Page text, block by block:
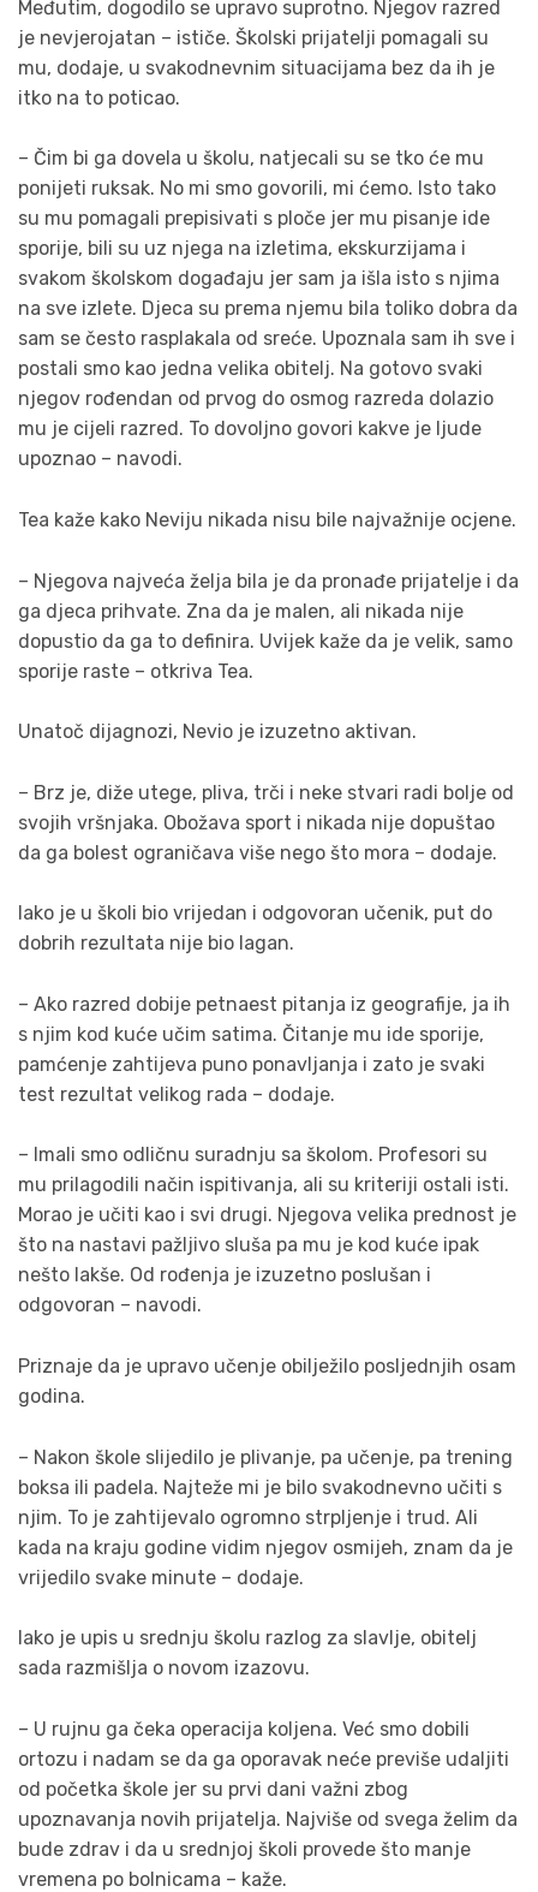
Međutim, dogodilo se upravo suprotno. Njegov razred
je nevjerojatan – ističe. Školski prijatelji pomagali su
mu, dodaje, u svakodnevnim situacijama bez da ih je
itko na to poticao.
– Čim bi ga dovela u školu, natjecali su se tko će mu
ponijeti ruksak. No mi smo govorili, mi ćemo. Isto tako
su mu pomagali prepisivati s ploče jer mu pisanje ide
sporije, bili su uz njega na izletima, ekskurzijama i
svakom školskom događaju jer sam ja išla isto s njima
na sve izlete. Djeca su prema njemu bila toliko dobra da
sam se često rasplakala od sreće. Upoznala sam ih sve i
postali smo kao jedna velika obitelj. Na gotovo svaki
njegov rođendan od prvog do osmog razreda dolazio
mu je cijeli razred. To dovoljno govori kakve je ljude
upoznao – navodi.
Tea kaže kako Neviju nikada nisu bile najvažnije ocjene.
– Njegova najveća želja bila je da pronađe prijatelje i da
ga djeca prihvate. Zna da je malen, ali nikada nije
dopustio da ga to definira. Uvijek kaže da je velik, samo
sporije raste – otkriva Tea.
Unatoč dijagnozi, Nevio je izuzetno aktivan.
– Brz je, diže utege, pliva, trči i neke stvari radi bolje od
svojih vršnjaka. Obožava sport i nikada nije dopuštao
da ga bolest ograničava više nego što mora – dodaje.
Iako je u školi bio vrijedan i odgovoran učenik, put do
dobrih rezultata nije bio lagan.
– Ako razred dobije petnaest pitanja iz geografije, ja ih
s njim kod kuće učim satima. Čitanje mu ide sporije,
pamćenje zahtijeva puno ponavljanja i zato je svaki
test rezultat velikog rada – dodaje.
– Imali smo odličnu suradnju sa školom. Profesori su
mu prilagodili način ispitivanja, ali su kriteriji ostali isti.
Morao je učiti kao i svi drugi. Njegova velika prednost je
što na nastavi pažljivo sluša pa mu je kod kuće ipak
nešto lakše. Od rođenja je izuzetno poslušan i
odgovoran – navodi.
Priznaje da je upravo učenje obilježilo posljednjih osam
godina.
– Nakon škole slijedilo je plivanje, pa učenje, pa trening
boksa ili padela. Najteže mi je bilo svakodnevno učiti s
njim. To je zahtijevalo ogromno strpljenje i trud. Ali
kada na kraju godine vidim njegov osmijeh, znam da je
vrijedilo svake minute – dodaje.
Iako je upis u srednju školu razlog za slavlje, obitelj
sada razmišlja o novom izazovu.
– U rujnu ga čeka operacija koljena. Već smo dobili
ortozu i nadam se da ga oporavak neće previše udaljiti
od početka škole jer su prvi dani važni zbog
upoznavanja novih prijatelja. Najviše od svega želim da
bude zdrav i da u srednjoj školi provede što manje
vremena po bolnicama – kaže.